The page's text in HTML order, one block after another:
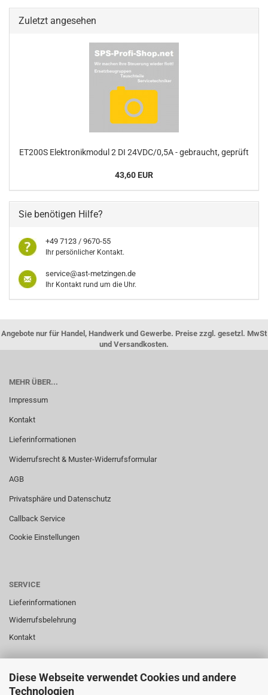
Diese Webseite verwendet Cookies und andere
Technologien
Zuletzt angesehen
ET200S Elektronikmodul 2 DI 24VDC/0,5A - gebraucht, geprüft
43,60 EUR
Sie benötigen Hilfe?
+49 7123 / 9670-55
Ihr persönlicher Kontakt.
service@ast-metzingen.de
Ihr Kontakt rund um die Uhr.
Angebote nur für Handel, Handwerk und Gewerbe. Preise zzgl. gesetzl. MwSt
und Versandkosten.
MEHR ÜBER...
Impressum
Kontakt
Lieferinformationen
Widerrufsrecht & Muster-Widerrufsformular
AGB
Privatsphäre und Datenschutz
Callback Service
Cookie Einstellungen
SERVICE
Lieferinformationen
Widerrufsbelehrung
Kontakt
SERVICE